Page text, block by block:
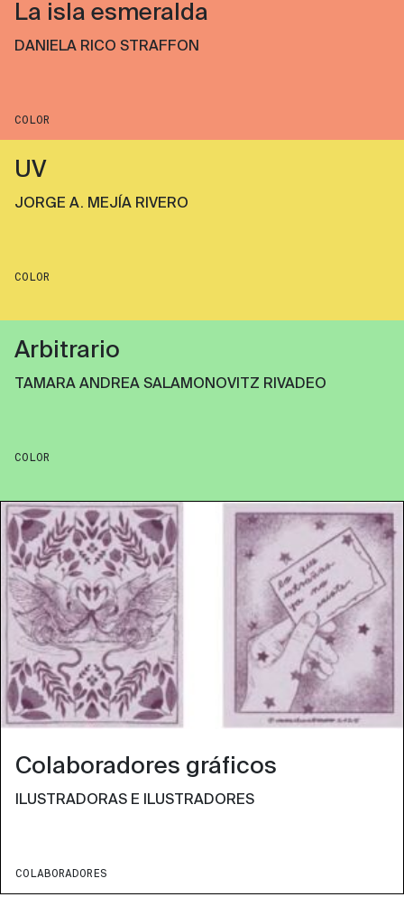
La isla esmeralda
DANIELA RICO STRAFFON
COLOR
UV
JORGE A. MEJÍA RIVERO
COLOR
Arbitrario
TAMARA ANDREA SALAMONOVITZ RIVADEO
COLOR
Colaboradores gráficos
ILUSTRADORAS E ILUSTRADORES
COLABORADORES